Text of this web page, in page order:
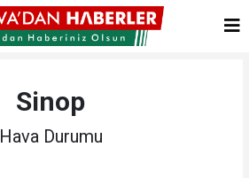
Sinop
Hava Durumu